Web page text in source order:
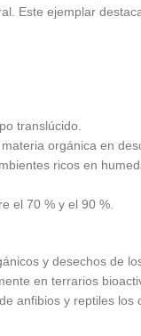
Este ejemplar
translúcido.
orgánica en
ricos en
el 70 % y el 90 %.
y desechos de
en terrarios
anfibios y reptiles los